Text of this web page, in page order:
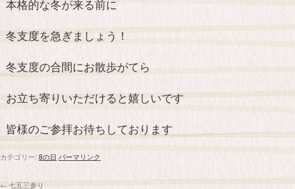
本格的な冬が来る前に
冬支度を急ぎましょう！
冬支度の合間にお散歩がてら
お立ち寄りいただけると嬉しいです
皆様のご参拝お待ちしております
カテゴリー:8の日 パーマリンク
← 七五三参り